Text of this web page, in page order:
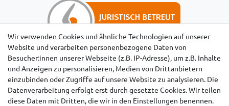
Hinweise für Käufer aus der Schweiz
Wir verwenden Cookies und ähnliche Technologien auf unserer
Website und verarbeiten personenbezogene Daten von
Besucher:innen unserer Webseite (z.B. IP-Adresse), um z.B. Inhalte
und Anzeigen zu personalisieren, Medien von Drittanbietern
einzubinden oder Zugriffe auf unsere Website zu analysieren. Die
Datenverarbeitung erfolgt erst durch gesetzte Cookies. Wir teilen
diese Daten mit Dritten, die wir in den Einstellungen benennen.